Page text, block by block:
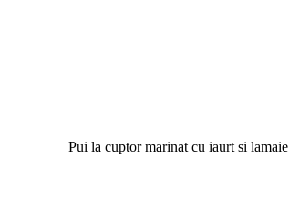
Pui la cuptor marinat cu iaurt si lamaie